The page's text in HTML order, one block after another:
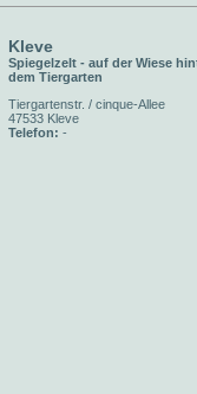
Kleve
Spiegelzelt - auf der Wiese
dem Tiergarten
Tiergartenstr. / cinque-Allee
47533 Kleve
Telefon: -